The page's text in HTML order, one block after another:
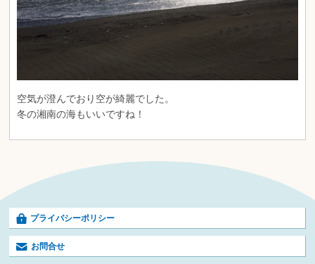
空気が澄んでおり空が綺麗でした。
冬の湘南の海もいいですね！
プライバシーポリシー
お問合せ